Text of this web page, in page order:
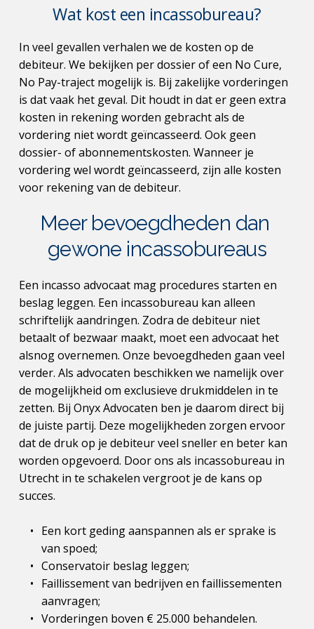
Wat kost een incassobureau?
In veel gevallen verhalen we de kosten op de
debiteur. We bekijken per dossier of een No Cure,
No Pay-traject mogelijk is. Bij zakelijke vorderingen
is dat vaak het geval. Dit houdt in dat er geen extra
kosten in rekening worden gebracht als de
vordering niet wordt geïncasseerd. Ook geen
dossier- of abonnementskosten. Wanneer je
vordering wel wordt geïncasseerd, zijn alle kosten
voor rekening van de debiteur.
Meer bevoegdheden dan
gewone incassobureaus
Een incasso advocaat mag procedures starten en
beslag leggen. Een incassobureau kan alleen
schriftelijk aandringen. Zodra de debiteur niet
betaalt of bezwaar maakt, moet een advocaat het
alsnog overnemen. Onze bevoegdheden gaan veel
verder. Als advocaten beschikken we namelijk over
de mogelijkheid om exclusieve drukmiddelen in te
zetten. Bij Onyx Advocaten ben je daarom direct bij
de juiste partij. Deze mogelijkheden zorgen ervoor
dat de druk op je debiteur veel sneller en beter kan
worden opgevoerd. Door ons als incassobureau in
Utrecht in te schakelen vergroot je de kans op
succes.
Een kort geding aanspannen als er sprake is
van spoed;
Conservatoir beslag leggen;
Faillissement van bedrijven en faillissementen
aanvragen;
Vorderingen boven € 25.000 behandelen.